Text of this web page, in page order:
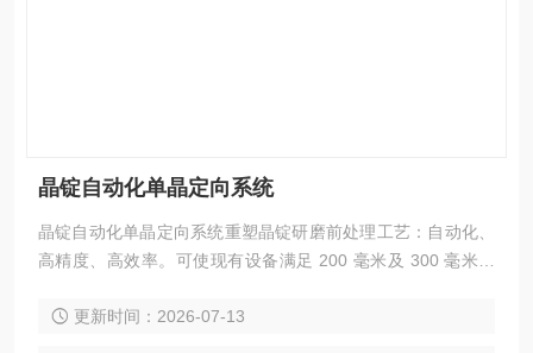
晶锭自动化单晶定向系统
晶锭自动化单晶定向系统重塑晶锭研磨前处理工艺：自动化、
高精度、高效率。可使现有设备满足 200 毫米及 300 毫米规
更新时间：2026-07-13